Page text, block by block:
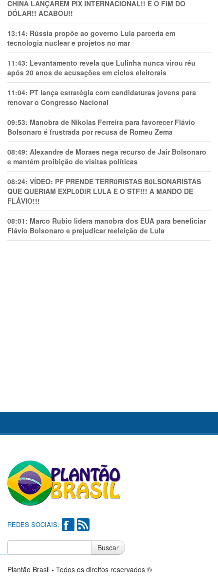
CHINA LANÇAREM PIX INTERNACIONAL!! É O FIM DO
DÓLAR!! ACABOU!!
13:14: Rússia propõe ao governo Lula parceria em
tecnologia nuclear e projetos no mar
11:43: Levantamento revela que Lulinha nunca virou réu
após 20 anos de acusações em ciclos eleitorais
11:04: PT lança estratégia com candidaturas jovens para
renovar o Congresso Nacional
09:53: Manobra de Nikolas Ferreira para favorecer Flávio
Bolsonaro é frustrada por recusa de Romeu Zema
08:49: Alexandre de Moraes nega recurso de Jair Bolsonaro
e mantém proibição de visitas políticas
08:24: VÍDEO: PF PRENDE TERR0RlSTAS B0LSONARlSTAS
QUE QUERIAM EXPL0DlR LULA E O STF!!! A MANDO DE
FLÁVIO!!!
08:01: Marco Rubio lidera manobra dos EUA para beneficiar
Flávio Bolsonaro e prejudicar reeleição de Lula
REDES SOCIAIS:
Buscar
Plantão Brasil - Todos os direitos reservados ®